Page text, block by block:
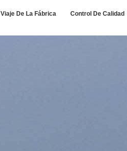
Viaje De La Fábrica Control De Calidad